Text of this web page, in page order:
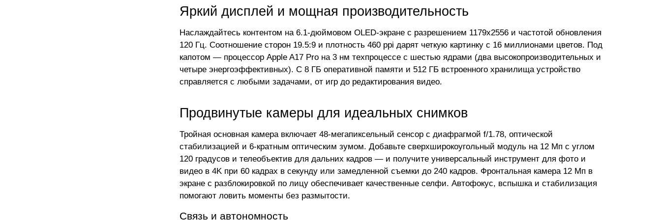
Яркий дисплей и мощная производительность
Наслаждайтесь контентом на 6.1-дюймовом OLED-экране с разрешением 1179x2556 и частотой обновления
120 Гц. Соотношение сторон 19.5:9 и плотность 460 ppi дарят четкую картинку с 16 миллионами цветов. Под
капотом — процессор Apple A17 Pro на 3 нм техпроцессе с шестью ядрами (два высокопроизводительных и
четыре энергоэффективных). С 8 ГБ оперативной памяти и 512 ГБ встроенного хранилища устройство
справляется с любыми задачами, от игр до редактирования видео.
Продвинутые камеры для идеальных снимков
Тройная основная камера включает 48-мегапиксельный сенсор с диафрагмой f/1.78, оптической
стабилизацией и 6-кратным оптическим зумом. Добавьте сверхширокоугольный модуль на 12 Мп с углом
120 градусов и телеобъектив для дальних кадров — и получите универсальный инструмент для фото и
видео в 4K при 60 кадрах в секунду или замедленной съемки до 240 кадров. Фронтальная камера 12 Мп в
экране с разблокировкой по лицу обеспечивает качественные селфи. Автофокус, вспышка и стабилизация
помогают ловить моменты без размытости.
Связь и автономность